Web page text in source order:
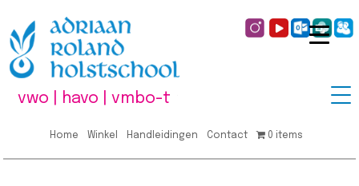
vwo | havo | vmbo-t
Home Winkel Handleidingen Contact 0 items